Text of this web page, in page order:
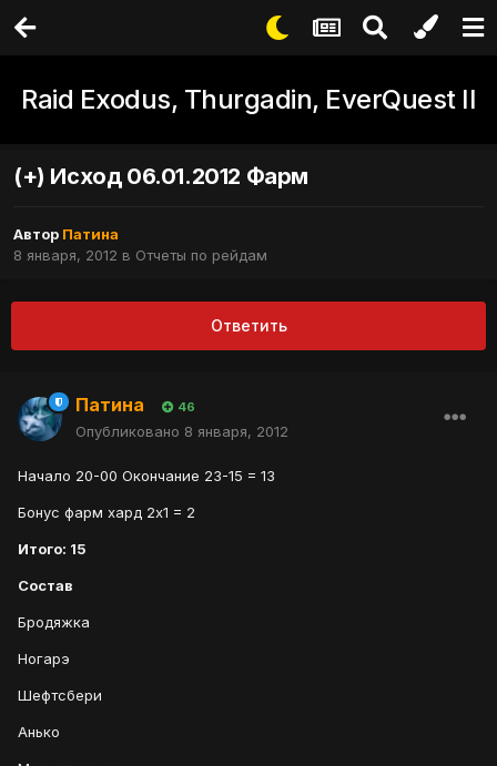
Raid Exodus, Thurgadin, EverQuest II
(+) Исход 06.01.2012 Фарм
Автор Патина
8 января, 2012 в Отчеты по рейдам
Ответить
Патина 46
Опубликовано 8 января, 2012
Начало 20-00 Окончание 23-15 = 13
Бонус фарм хард 2х1 = 2
Итого: 15
Состав
Бродяжка
Ногарэ
Шефтсбери
Анько